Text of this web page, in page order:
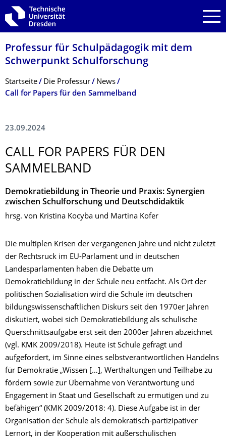
Zur Hauptnavigation springen
Zur Suche springen
Zum Inhalt springen
Professur für Schulpädagogik mit dem
Schwerpunkt Schulforschung
Breadcrumb-Menü
Startseite Die Professur
News
Call for Papers für den Sammelband
23.09.2024
CALL FOR PAPERS FÜR DEN
SAMMELBAND
Demokratiebildung in Theorie und Praxis: Synergien
zwischen Schulforschung und Deutschdidaktik
hrsg. von Kristina Kocyba und Martina Kofer
Die multiplen Krisen der vergangenen Jahre und nicht zuletzt
der Rechtsruck im EU-Parlament und in deutschen
Landesparlamenten haben die Debatte um
Demokratiebildung in der Schule neu entfacht. Als Ort der
politischen Sozialisation wird die Schule im deutschen
bildungswissenschaftlichen Diskurs seit den 1970er Jahren
diskutiert, wobei sich Demokratiebildung als schulische
Querschnittsaufgabe erst seit den 2000er Jahren abzeichnet
(vgl. KMK 2009/2018). Heute ist Schule gefragt und
aufgefordert, im Sinne eines selbstverantwortlichen Handelns
für Demokratie „Wissen […], Werthaltungen und Teilhabe zu
fördern sowie zur Übernahme von Verantwortung und
Engagement in Staat und Gesellschaft zu ermutigen und zu
befähigen“ (KMK 2009/2018: 4). Diese Aufgabe ist in der
Organisation der Schule als demokratisch-partizipativer
Lernort, in der Kooperation mit außerschulischen